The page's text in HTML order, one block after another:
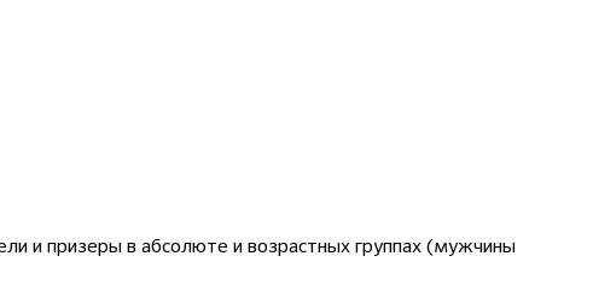
и призеры в абсолюте и возрастных группах (мужчины